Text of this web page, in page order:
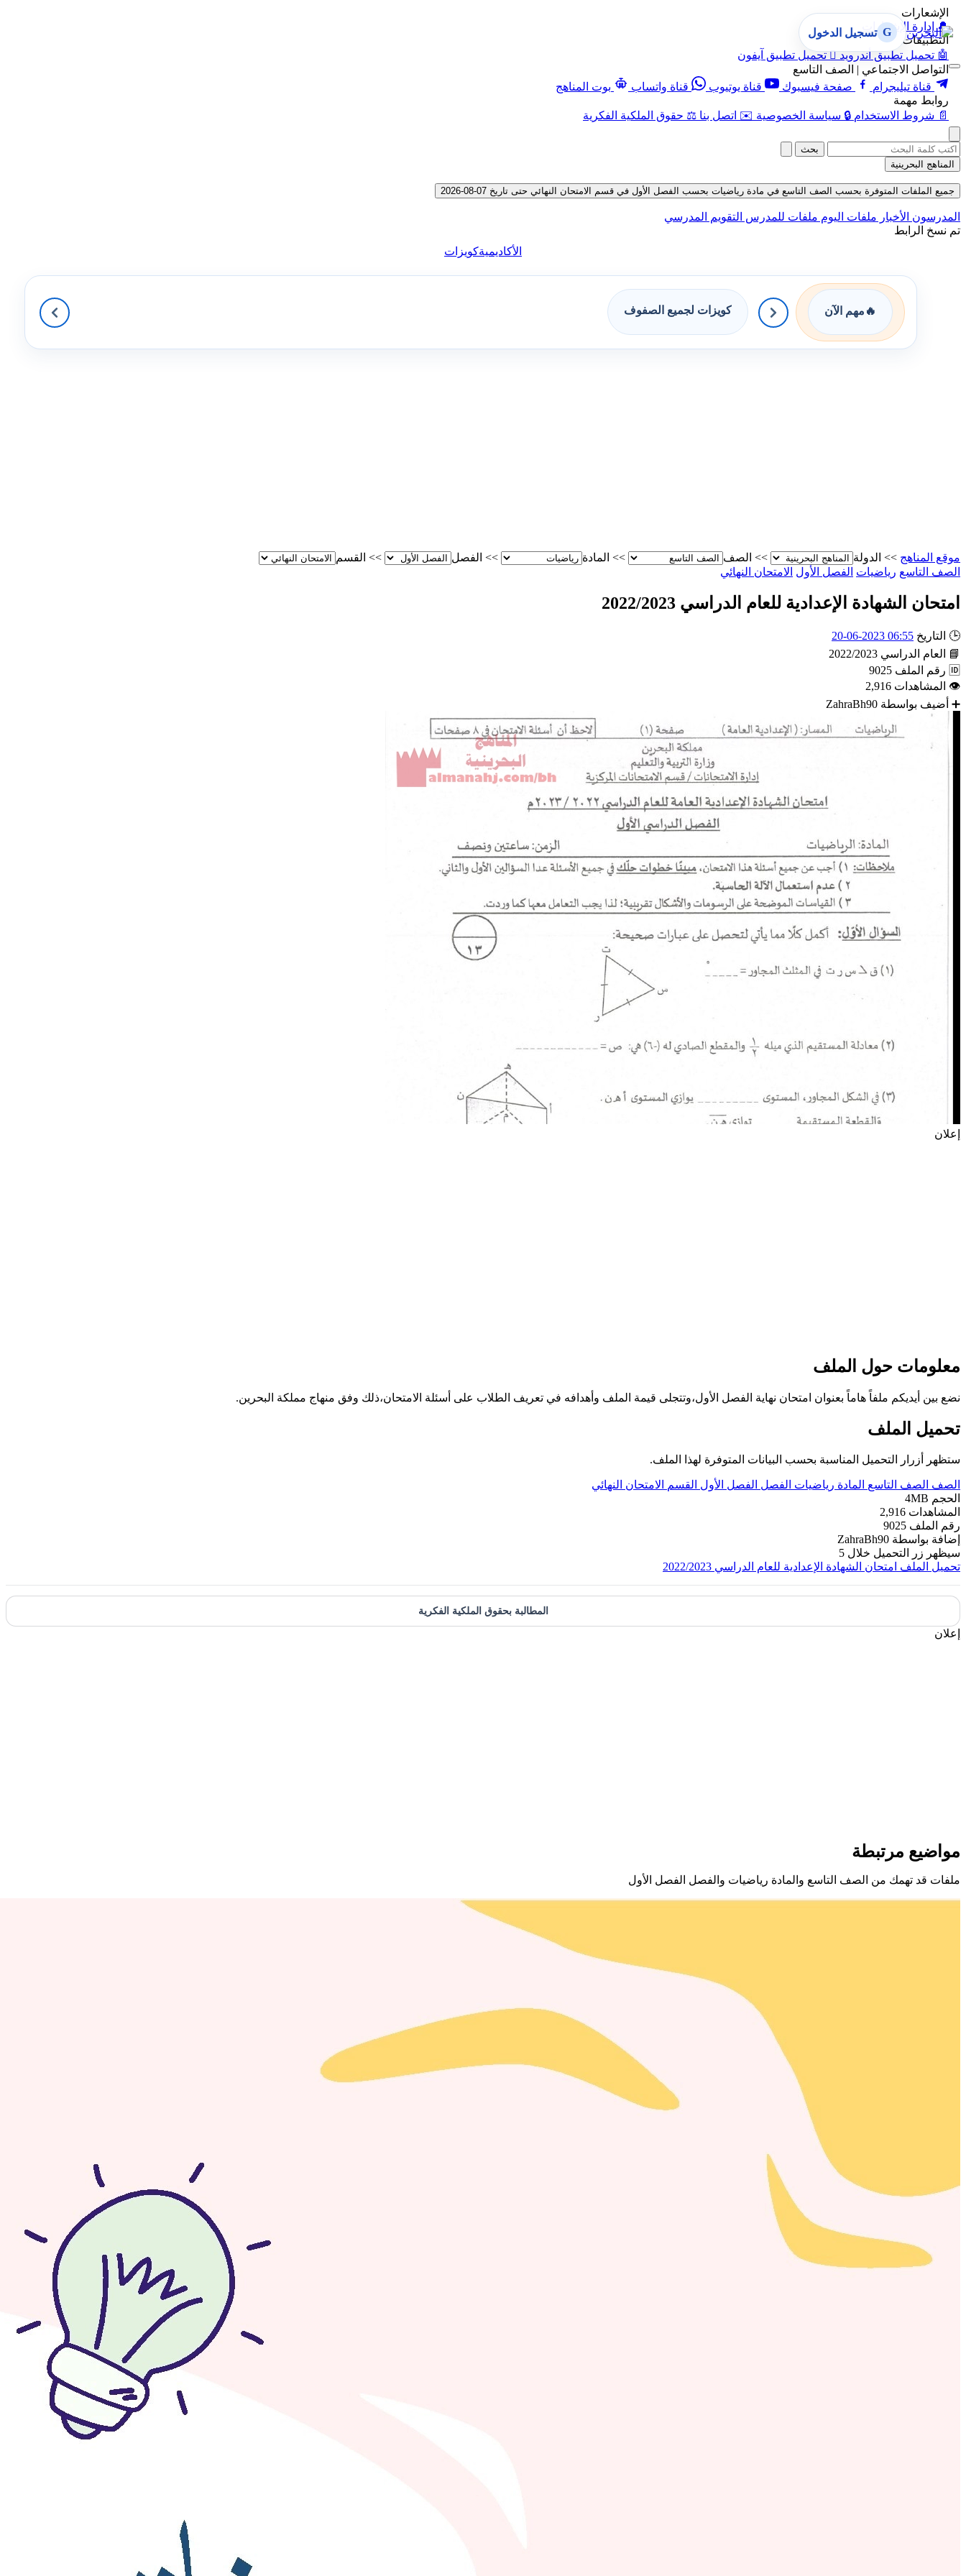
الإشعارات
🔔 إدارة الإشعارات
التطبيقات
🤖 تحميل تطبيق أندرويد  تحميل تطبيق آيفون
التواصل الاجتماعي | الصف التاسع
قناة تيليجرام
صفحة فيسبوك قناة يوتيوب قناة واتساب
بوت المناهج
روابط مهمة
📄 شروط الاستخدام 🔒 سياسة الخصوصية ✉️ اتصل بنا ⚖️ حقوق الملكية الفكرية
G تسجيل الدخول
بحث
المناهج البحرينية
جميع الملفات المتوفرة بحسب الصف التاسع في مادة رياضيات بحسب الفصل الأول في قسم الامتحان النهائي حتى تاريخ 07-08-2026
المدرسون الأخبار ملفات اليوم ملفات للمدرس التقويم المدرسي
تم نسخ الرابط
الأكاديميةكويزات
🔥 مهم الآن كويزات لجميع الصفوف
موقع المناهج >> الدولة >> الصف >> المادة >> الفصل >> القسم
الصف التاسع رياضيات الفصل الأول الامتحان النهائي
امتحان الشهادة الإعدادية للعام الدراسي 2022/2023
🕒 التاريخ 06:55 2023-06-20
📘
العام الدراسي 2022/2023
🆔 رقم الملف 9025
👁 المشاهدات 2,916
➕ أضيف بواسطة ZahraBh90
إعلان
معلومات حول الملف
نضع بين أيديكم ملفاً هاماً بعنوان امتحان نهاية الفصل الأول،وتتجلى قيمة الملف وأهدافه في تعريف الطلاب على أسئلة الامتحان،ذلك وفق منهاج مملكة البحرين.
تحميل الملف
ستظهر أزرار التحميل المناسبة بحسب البيانات المتوفرة لهذا الملف.
الصف الصف التاسع المادة رياضيات الفصل الفصل الأول القسم الامتحان النهائي
الحجم 4MB
المشاهدات 2,916
رقم الملف 9025
إضافة بواسطة ZahraBh90
سيظهر زر التحميل خلال 5
تحميل الملف امتحان الشهادة الإعدادية للعام الدراسي 2022/2023
المطالبة بحقوق الملكية الفكرية
إعلان
مواضيع مرتبطة
ملفات قد تهمك من الصف التاسع والمادة رياضيات والفصل الفصل الأول